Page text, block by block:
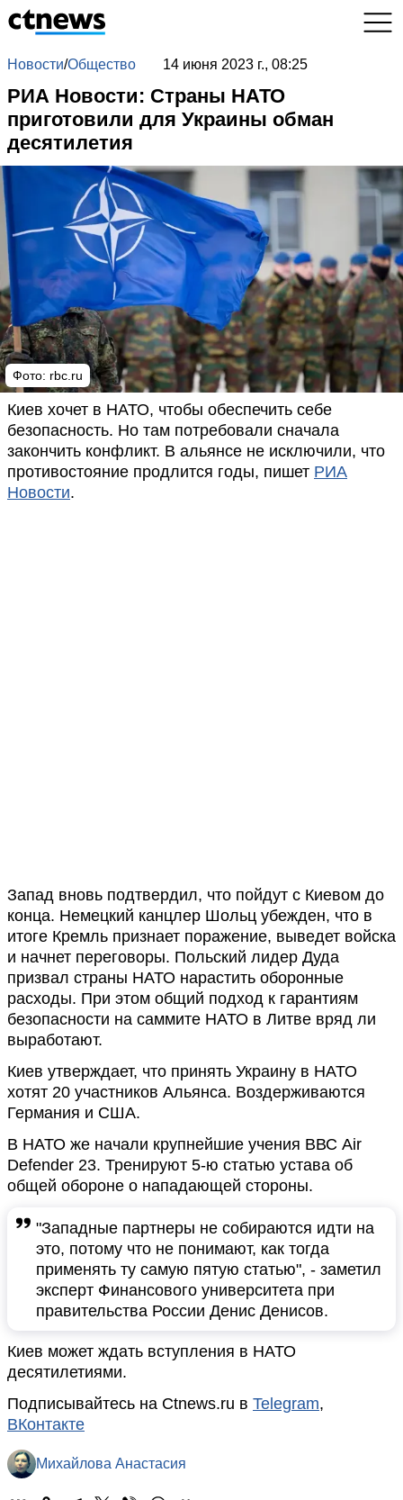
Новости/Общество 14 июня 2023 г., 08:25
РИА Новости: Страны НАТО
приготовили для Украины обман
десятилетия
Фото: rbc.ru
Киев хочет в НАТО, чтобы обеспечить себе
безопасность. Но там потребовали сначала
закончить конфликт. В альянсе не исключили, что
противостояние продлится годы, пишет РИА
Новости.
Запад вновь подтвердил, что пойдут с Киевом до
конца. Немецкий канцлер Шольц убежден, что в
итоге Кремль признает поражение, выведет войска
и начнет переговоры. Польский лидер Дуда
призвал страны НАТО нарастить оборонные
расходы. При этом общий подход к гарантиям
безопасности на саммите НАТО в Литве вряд ли
выработают.
Киев утверждает, что принять Украину в НАТО
хотят 20 участников Альянса. Воздерживаются
Германия и США.
В НАТО же начали крупнейшие учения ВВС Air
Defender 23. Тренируют 5-ю статью устава об
общей обороне о нападающей стороны.
"Западные партнеры не собираются идти на
это, потому что не понимают, как тогда
применять ту самую пятую статью", - заметил
эксперт Финансового университета при
правительства России Денис Денисов.
Киев может ждать вступления в НАТО
десятилетиями.
Подписывайтесь на Ctnews.ru в Telegram,
ВКонтакте
Михайлова Анастасия